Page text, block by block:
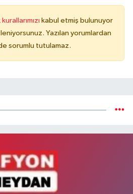
kabul etmiş bulunuyor
Yazılan yorumlardan
sorumlu tutulamaz.